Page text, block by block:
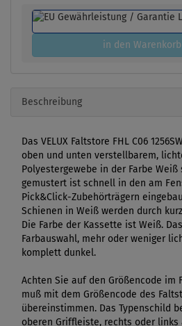
in den
Beschreibung
Das VELUX Faltstore FHL C06
oben und unten verstellbarem,
Polyestergewebe in der Farbe
gemustert ist schnell in den am
Pick&Click-Zubehörträgern
Schienen in Weiß werden durch
Die Farbe der Kassette ist Weiß.
Farbauswahl, mehr oder weniger
komplett dunkel.
Achten Sie auf den Größencode im
muß mit dem Größencode des
übereinstimmen. Das Typenschild
oberen Griffleiste, rechts oder links